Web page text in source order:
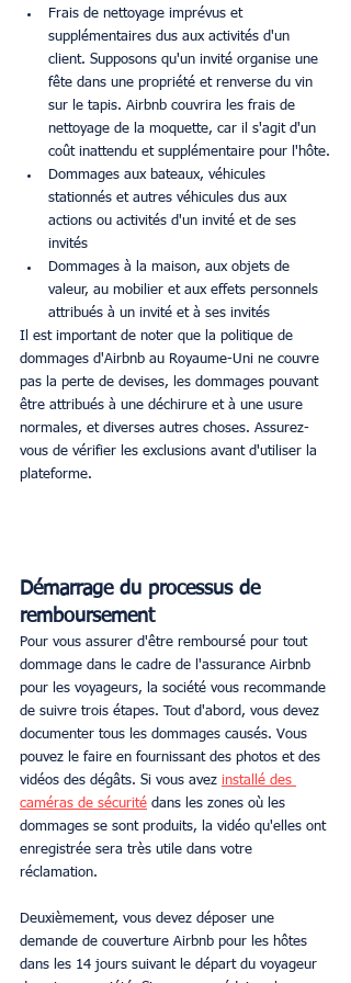
Frais de nettoyage imprévus et
supplémentaires dus aux activités d'un
client. Supposons qu'un invité organise une
fête dans une propriété et renverse du vin
sur le tapis. Airbnb couvrira les frais de
nettoyage de la moquette, car il s'agit d'un
coût inattendu et supplémentaire pour l'hôte.
Dommages aux bateaux, véhicules
stationnés et autres véhicules dus aux
actions ou activités d'un invité et de ses
invités
Dommages à la maison, aux objets de
valeur, au mobilier et aux effets personnels
attribués à un invité et à ses invités
Il est important de noter que la politique de
dommages d'Airbnb au Royaume-Uni ne couvre
pas la perte de devises, les dommages pouvant
être attribués à une déchirure et à une usure
normales, et diverses autres choses. Assurez-
vous de vérifier les exclusions avant d'utiliser la
plateforme.
Démarrage du processus de
remboursement
Pour vous assurer d'être remboursé pour tout
dommage dans le cadre de l'assurance Airbnb
pour les voyageurs, la société vous recommande
de suivre trois étapes. Tout d'abord, vous devez
documenter tous les dommages causés. Vous
pouvez le faire en fournissant des photos et des
vidéos des dégâts. Si vous avez installé des
caméras de sécurité dans les zones où les
dommages se sont produits, la vidéo qu'elles ont
enregistrée sera très utile dans votre
réclamation.
Deuxièmement, vous devez déposer une
demande de couverture Airbnb pour les hôtes
dans les 14 jours suivant le départ du voyageur